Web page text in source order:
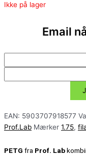
Ikke på lager
Email
EAN: 5903707918577
Prof.Lab Mærker 1.75,
PETG fra Prof. Lab